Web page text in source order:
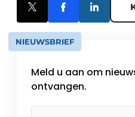
NIEUWSBRIEF
Meld u aan om
ontvangen.